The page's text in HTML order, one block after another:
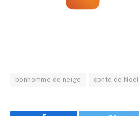
bonhomme de neige conte de Noël